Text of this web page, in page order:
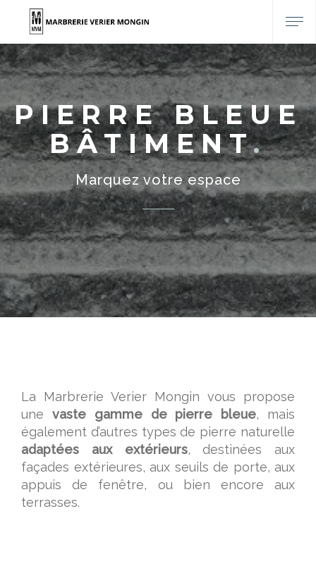
PIERRE BLEUE
BÂTIMENT
Marquez votre espace
La Marbrerie Verier Mongin vous propose
une vaste gamme de pierre bleue, mais
également d’autres types de pierre naturelle
adaptées aux extérieurs, destinées aux
façades extérieures, aux seuils de porte, aux
appuis de fenêtre, ou bien encore aux
terrasses.